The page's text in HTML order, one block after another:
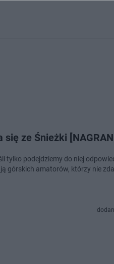
ze Śnieżki
podejdziemy do niej
górskich amatorów, którzy nie